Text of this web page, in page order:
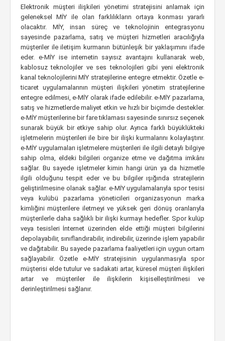
Elektronik müşteri ilişkileri yönetimi stratejisini anlamak için
geleneksel MİY ile olan farklılıkların ortaya konması yararlı
olacaktır. MİY, insan süreç ve teknolojinin entegrasyonu
sayesinde pazarlama, satış ve müşteri hizmetleri aracılığıyla
müşteriler ile iletişim kurmanın bütünleşik bir yaklaşımını ifade
eder. e-MİY ise internetin sayısız avantajını kullanarak web,
kablosuz teknolojiler ve ses teknolojileri gibi yeni elektronik
kanal teknolojilerini MİY stratejilerine entegre etmektir. Özetle e-
ticaret uygulamalarının müşteri ilişkileri yönetim stratejilerine
entegre edilmesi, e-MİY olarak ifade edilebilir. e-MİY pazarlama,
satış ve hizmetlerde maliyet etkin ve hızlı bir biçimde destekler.
e-MİY müşterilerine bir fare tıklaması sayesinde sınırsız seçenek
sunarak büyük bir etkiye sahip olur. Ayrıca farklı büyüklükteki
işletmelerin müşterileri ile bire bir ilişki kurmalarını kolaylaştırır.
e-MİY uygulamaları işletmelere müşterileri ile ilgili detaylı bilgiye
sahip olma, eldeki bilgileri organize etme ve dağıtma imkânı
sağlar. Bu sayede işletmeler kimin hangi ürün ya da hizmetle
ilgili olduğunu tespit eder ve bu bilgiler ışığında stratejilerin
geliştirilmesine olanak sağlar. e-MİY uygulamalarıyla spor tesisi
veya kulübü pazarlama yöneticileri organizasyonun marka
kimliğini müşterilere iletmeyi ve yüksek geri dönüş oranlarıyla
müşterilerle daha sağlıklı bir ilişki kurmayı hedefler. Spor kulüp
veya tesisleri İnternet üzerinden elde ettiği müşteri bilgilerini
depolayabilir, sınıflandırabilir, indirebilir, üzerinde işlem yapabilir
ve dağıtabilir. Bu sayede pazarlama faaliyetleri için uygun ortam
sağlayabilir. Özetle e-MİY stratejisinin uygulanmasıyla spor
müşterisi elde tutulur ve sadakati artar, küresel müşteri ilişkileri
artar ve müşteriler ile ilişkilerin kişiselleştirilmesi ve
derinleştirilmesi sağlanır.